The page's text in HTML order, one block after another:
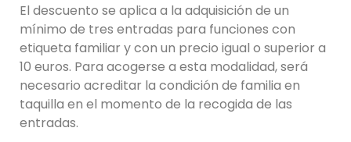
El descuento se aplica a la adquisición de un
mínimo de tres entradas para funciones con
etiqueta familiar y con un precio igual o superior a
10 euros. Para acogerse a esta modalidad, será
necesario acreditar la condición de familia en
taquilla en el momento de la recogida de las
entradas.